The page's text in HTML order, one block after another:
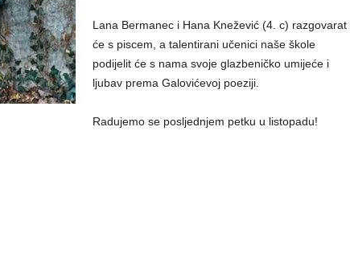
Lana Bermanec i Hana Knežević (4. c) razgovarat
će s piscem, a talentirani učenici naše škole
podijelit će s nama svoje glazbeničko umijeće i
ljubav prema Galovićevoj poeziji.
Radujemo se posljednjem petku u listopadu!